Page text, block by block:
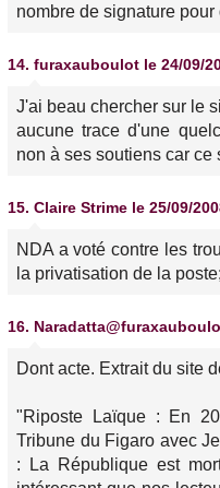
nombre de signature
14. furaxauboulot le 24/09/
J'ai beau chercher sur le
aucune trace d'une
non à ses soutiens car ce
15. Claire Strime le 25/09/
NDA a voté contre les
la privatisation de la
16.
Dont acte. Extrait du site
"Riposte Laïque : En
Tribune du Figaro avec
: La République est